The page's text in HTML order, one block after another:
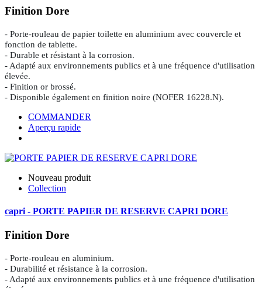
Finition Dore
- Porte-rouleau de papier toilette en aluminium avec couvercle et
fonction de tablette.
- Durable et résistant à la corrosion.
- Adapté aux environnements publics et à une fréquence d'utilisation
élevée.
- Finition or brossé.
- Disponible également en finition noire (NOFER 16228.N).
COMMANDER
Aperçu rapide
Nouveau produit
Collection
capri - PORTE PAPIER DE RESERVE CAPRI DORE
Finition Dore
- Porte-rouleau en aluminium.
- Durabilité et résistance à la corrosion.
- Adapté aux environnements publics et à une fréquence d'utilisation